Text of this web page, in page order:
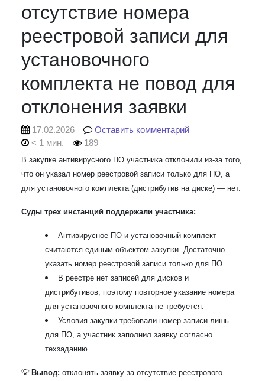
отсутствие номера
реестровой записи для
установочного
комплекта не повод для
отклонения заявки
17.02.2026
Оставить комментарий
< 1 мин.
189
В закупке антивирусного ПО участника отклонили из-за того,
что он указал номер реестровой записи только для ПО, а
для установочного комплекта (дистрибутив на диске) — нет.
Суды трех инстанций поддержали участника:
Антивирусное ПО и установочный комплект
считаются единым объектом закупки. Достаточно
указать номер реестровой записи только для ПО.
В реестре нет записей для дисков и
дистрибутивов, поэтому повторное указание номера
для установочного комплекта не требуется.
Условия закупки требовали номер записи лишь
для ПО, а участник заполнил заявку согласно
техзаданию.
💡 Вывод: отклонять заявку за отсутствие реестрового